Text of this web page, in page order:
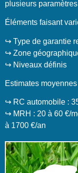
plusieurs paramètres
Éléments faisant
↪️ Type de garantie
↪️ Zone
↪️ Niveaux définis
Estimates moyennes
↪️ RC automobile :
↪️ MRH : 20 à 60 €/
à 1700 €/an